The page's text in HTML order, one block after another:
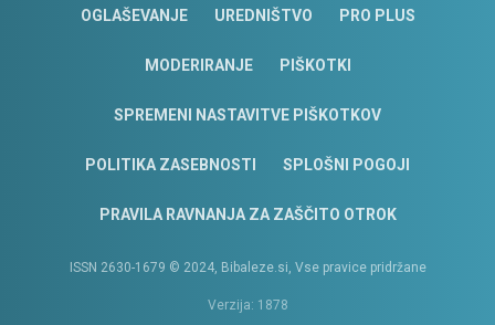
OGLAŠEVANJE UREDNIŠTVO PRO PLUS
MODERIRANJE PIŠKOTKI
SPREMENI NASTAVITVE PIŠKOTKOV
POLITIKA ZASEBNOSTI SPLOŠNI POGOJI
PRAVILA RAVNANJA ZA ZAŠČITO OTROK
ISSN 2630-1679 © 2024, Bibaleze.si, Vse pravice pridržane
Verzija: 1878